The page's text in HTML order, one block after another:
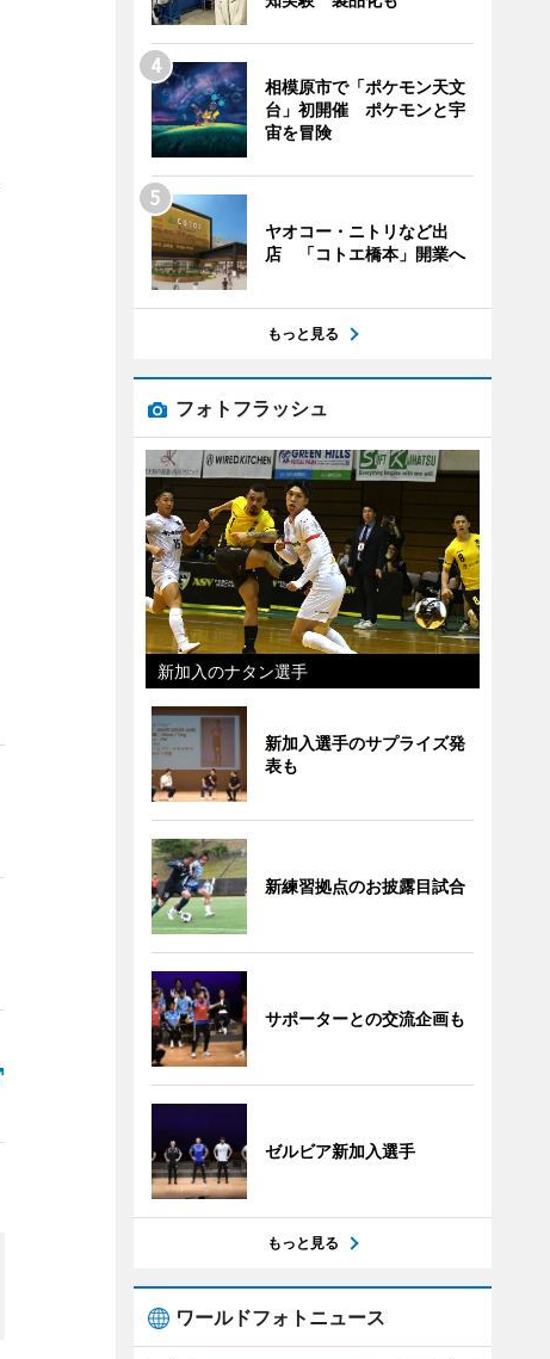
相模原市で「ポケモン天文
台」初開催 ポケモンと宇
宙を冒険
ヤオコー・ニトリなど出
店 「コトエ橋本」開業へ
もっと見る
フォトフラッシュ
新加入のナタン選手
新加入選手のサプライズ発
表も
新練習拠点のお披露目試合
サポーターとの交流企画も
ゼルビア新加入選手
もっと見る
ワールドフォトニュース